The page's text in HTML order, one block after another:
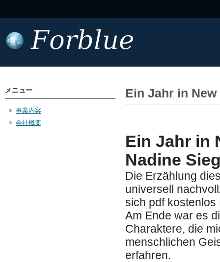
Ein Jahr in
Ein Jahr in
Nadine
Die Erzählung
universell
sich pdf
Am Ende war es
Charaktere, die
menschlichen
erfahren.
メニュー
事業内容
会社概要